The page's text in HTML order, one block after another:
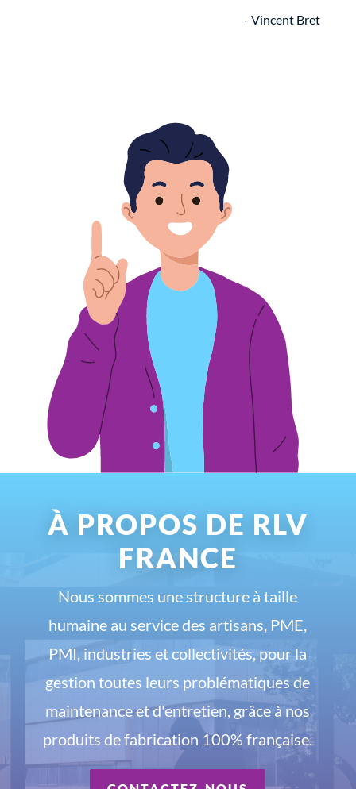
- Vincent Bret
À PROPOS DE RLV
FRANCE
Nous sommes une structure à taille
humaine au service des artisans, PME,
PMI, industries et collectivités, pour la
gestion toutes leurs problématiques de
maintenance et d'entretien, grâce à nos
produits de fabrication 100% française.